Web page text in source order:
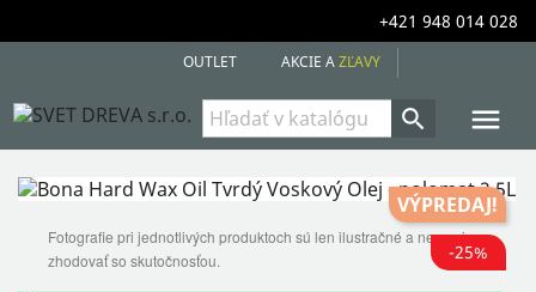
+421 948 014 028

OUTLET AKCIE AZĽAVY

VÝPREDAJ!
-25%
Fotografie pri jednotlivých produktoch sú len ilustračné a nemusia sa
zhodovať so skutočnosťou.